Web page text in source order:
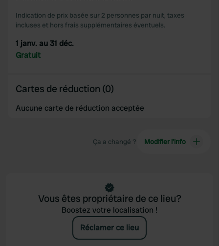
may combine it with other information that you’ve
provided to them or that they’ve collected from your use
Indication de prix basée sur 2 personnes par nuit, taxes
incluses et hors frais supplémentaires éventuels.
1 janv. au 31 déc.
Gratuit
Cartes de réduction (0)
Aucune carte de réduction acceptée
Ça a changé ? Modifier l’info
Vous êtes propriétaire de ce lieu?
Boostez votre localisation !
Réclamer ce lieu